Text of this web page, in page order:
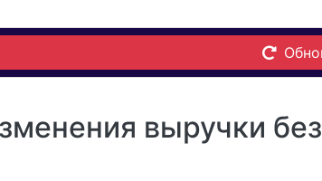
выручки